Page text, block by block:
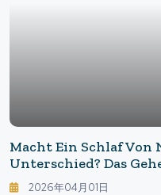
Macht Ein Schlaf Von
Unterschied? Das
Gewohnheit", Die Das
2026年04月01日